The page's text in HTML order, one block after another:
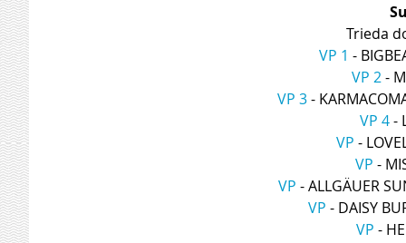
Trieda
VP 1 -
VP 2 -
VP 3 -
VP 4 -
VP -
VP -
VP - ALLGÄUER
VP - DAISY
VP -